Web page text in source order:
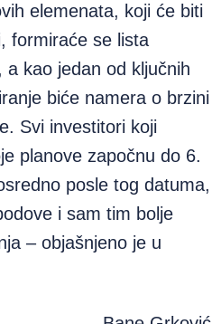
elemenata, koji će biti
formiraće se lista
a kao jedan od ključnih
biće namera o brzini
Svi investitori koji
planove započnu do 6.
posle tog datuma,
i sam tim bolje
– objašnjeno je u